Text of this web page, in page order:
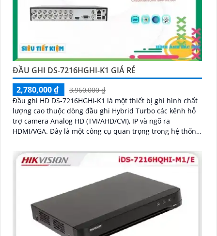
ĐẦU GHI DS-7216HGHI-K1 GIÁ RẺ
2,780,000 ₫
3,960,000 ₫
Đầu ghi HD DS-7216HGHI-K1 là một thiết bị ghi hình chất
lượng cao thuộc dòng đầu ghi Hybrid Turbo các kênh hỗ
trợ camera Analog HD (TVI/AHD/CVI), IP và ngõ ra
HDMI/VGA. Đây là một công cụ quan trọng trong hệ thống